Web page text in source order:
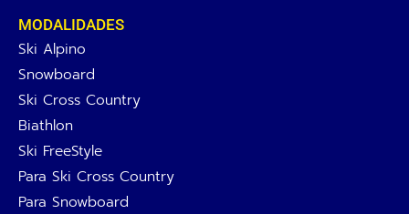
MODALIDADES
Ski Alpino
Snowboard
Ski Cross Country
Biathlon
Ski FreeStyle
Para Ski Cross Country
Para Snowboard